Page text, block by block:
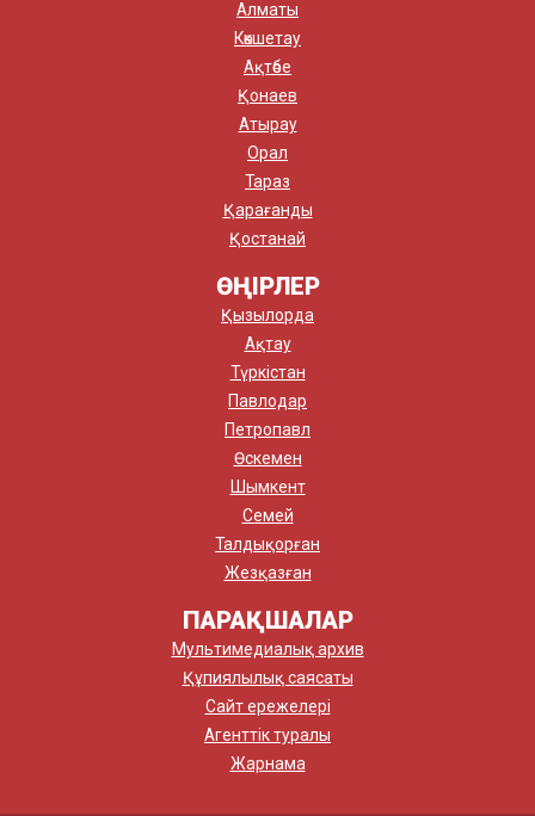
Алматы
Көкшетау
Ақтөбе
Қонаев
Атырау
Орал
Тараз
Қарағанды
Қостанай
ӨҢІРЛЕР
Қызылорда
Ақтау
Түркістан
Павлодар
Петропавл
Өскемен
Шымкент
Семей
Талдықорған
Жезқазған
ПАРАҚШАЛАР
Мультимедиалық архив
Құпиялылық саясаты
Сайт ережелері
Агенттік туралы
Жарнама